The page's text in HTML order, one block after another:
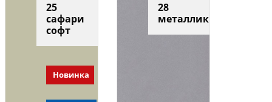
25
сафари
софт
Новинка
28
металлик